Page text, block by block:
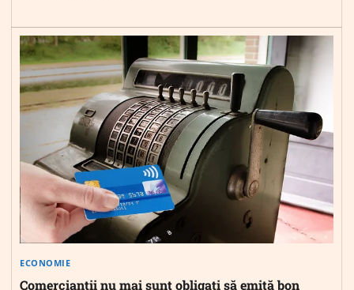
ECONOMIE
Comercianții nu mai sunt obligați să emită bon